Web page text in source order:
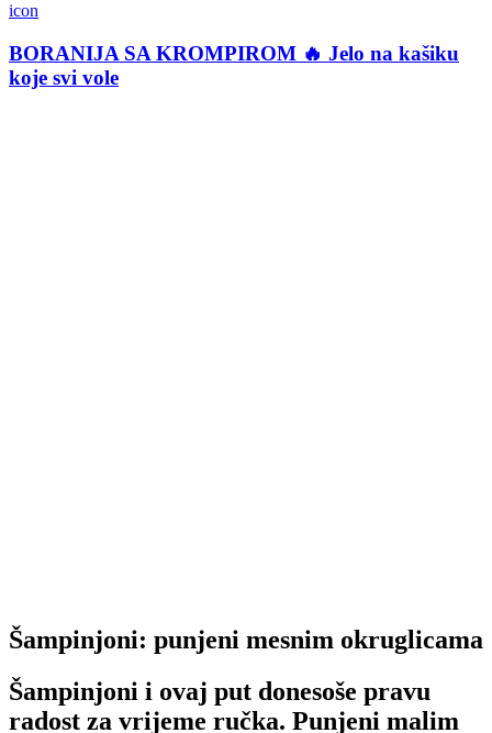
icon
BORANIJA SA KROMPIROM 🔥 Jelo na kašiku
koje svi vole
Šampinjoni: punjeni mesnim okruglicama
Šampinjoni i ovaj put donesoše pravu
radost za vrijeme ručka. Punjeni malim